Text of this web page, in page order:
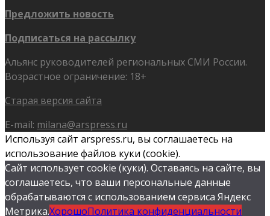
Предложить новость
Подписаться на рассылку
Альянс руководителей региональных СМИ России.
Возрастное ограничение: 18+
Старая версия сайта
E-mail: milana@arspress.ru
Используя сайт arspress.ru, вы соглашаетесь на
использование файлов куки (cookie).
Сайт использует cookie (куки). Оставаясь на сайте, вы
соглашаетесь, что ваши персональные данные
обрабатываются с использованием сервиса Яндекс
Метрика.ХорошоПолитика конфиденциальности